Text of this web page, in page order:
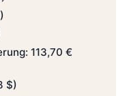
113,70 €
$)